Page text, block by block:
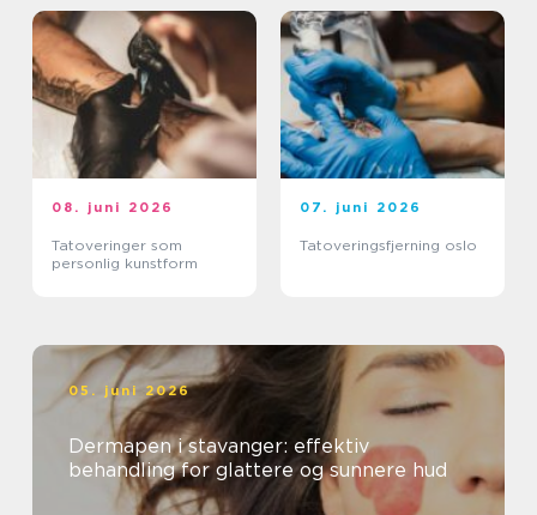
08. juni 2026
Tatoveringer som
personlig kunstform
07. juni 2026
Tatoveringsfjerning oslo
05. juni 2026
Dermapen i stavanger: effektiv
behandling for glattere og sunnere hud